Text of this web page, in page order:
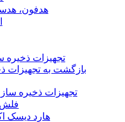
هدفون،
تجهیزات ذخیره
بازگشت به تجهیزات
تجهیزات ذخیره
هارد دیسک